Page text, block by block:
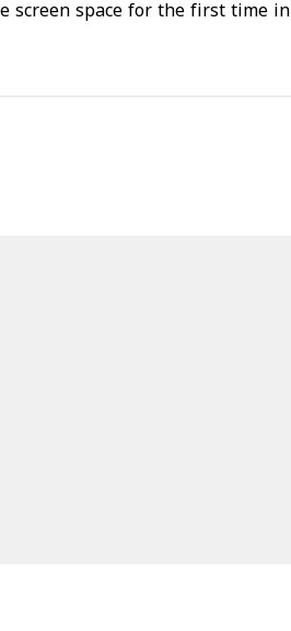
screen space for the first time in